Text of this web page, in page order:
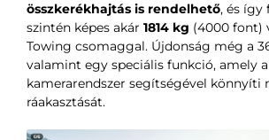
összkerékhajtás is rendelhető, és így
szintén képes akár 1814 kg (4000 font)
Towing csomaggal. Újdonság még a
valamint egy speciális funkció, amely
kamerarendszer segítségével könnyíti
ráakasztását.